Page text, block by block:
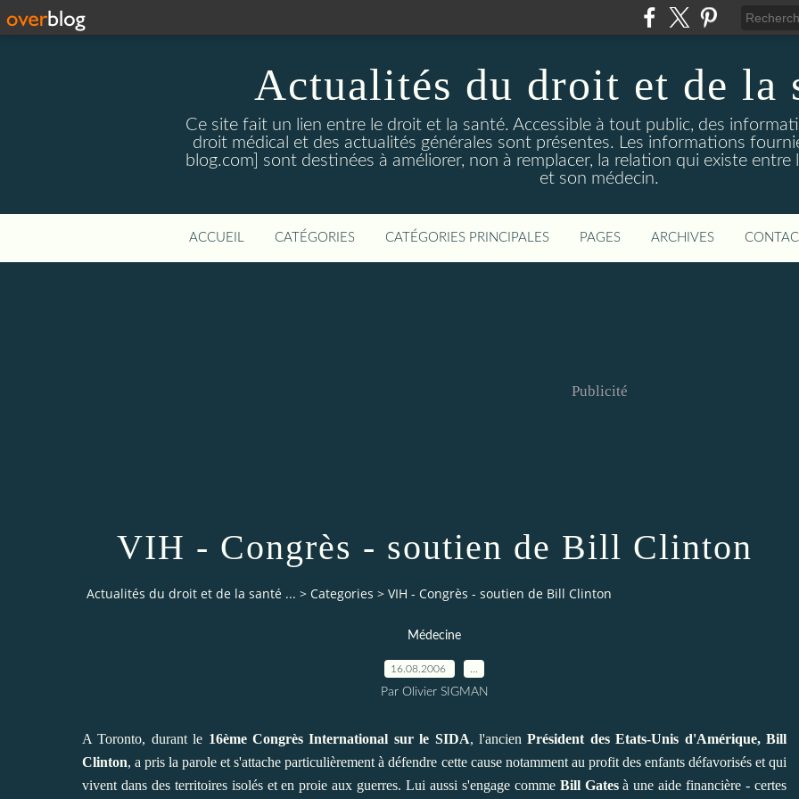
Actualités du droit et de la
Ce site fait un lien entre le droit et la santé. Accessible à tout public, des
droit médical et des actualités générales sont présentes. Les informations
blog.com] sont destinées à améliorer, non à remplacer, la relation qui existe
et son médecin.
ACCUEIL CATÉGORIES CATÉGORIES PRINCIPALES PAGES ARCHIVES
Publicité
VIH - Congrès - soutien de Bill Clinton
Actualités du droit et de la santé ... > Categories > VIH - Congrès - soutien de Bill Clinton
Médecine
16.08.2006
Par Olivier SIGMAN
A Toronto, durant le 16ème Congrès International sur le SIDA, l'ancienPrésident des Etats-Unis d'Amérique, Bill
Clinton, a pris la parole et s'attache particulièrement à défendre cette cause notamment au profit des enfants défavorisés et qui
vivent dans des territoires isolés et en proie aux guerres. Lui aussi s'engage comme Bill Gatesà une aide financière - certes